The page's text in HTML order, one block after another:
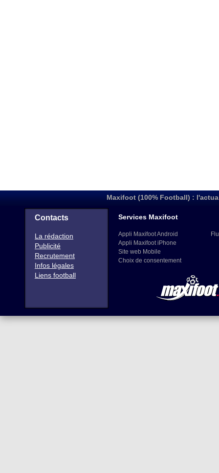
Maxifoot (100% Football) :
Contacts
La rédaction
Publicité
Recrutement
Infos légales
Liens football
Services Maxifoot
Appli Maxifoot Android
Appli Maxifoot iPhone
Site web Mobile
Choix de consentement